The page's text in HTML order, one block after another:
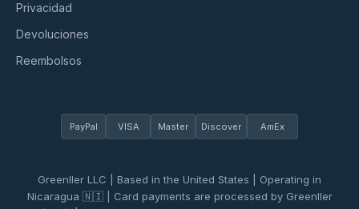
Privacidad
Devoluciones
Reembolsos
PayPal VISA Master Discover AmEx
Greenller LLC | Based in the United States | Operating in
Nicaragua 🇳🇮 | Card payments are processed by Greenller